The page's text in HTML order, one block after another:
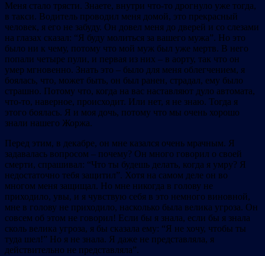
Меня стало трясти. Знаете, внутри что-то дрогнуло уже тогда,
в такси. Водитель проводил меня домой, это прекрасный
человек, я его не забуду. Он довел меня до дверей и со слезами
на глазах сказал: “Я буду молиться за вашего мужа”. Но это
было ни к чему, потому что мой муж был уже мертв. В него
попали четыре пули, и первая из них – в аорту, так что он
умер мгновенно. Знать это – было для меня облегчением, я
боялась, что, может быть, он был ранен, страдал, ему было
страшно. Потому что, когда на вас наставляют дуло автомата,
что-то, наверное, происходит. Или нет, я не знаю. Тогда я
этого боялась. Я и моя дочь, потому что мы очень хорошо
знали нашего Жоржа.
Перед этим, в декабре, он мне казался очень мрачным. Я
задавалась вопросом – почему? Он много говорил о своей
смерти, спрашивал: “Что ты будешь делать, когда я умру? Я
недостаточно тебя защитил”. Хотя на самом деле он во
многом меня защищал. Но мне никогда в голову не
приходило, увы, и я чувствую себя в это немного виновной,
мне в голову не приходило, насколько была велика угроза. Он
совсем об этом не говорил! Если бы я знала, если бы я знала
сколь велика угроза, я бы сказала ему: “Я не хочу, чтобы ты
туда шел!” Но я не знала. Я даже не представляла, я
действительно не представляла”.